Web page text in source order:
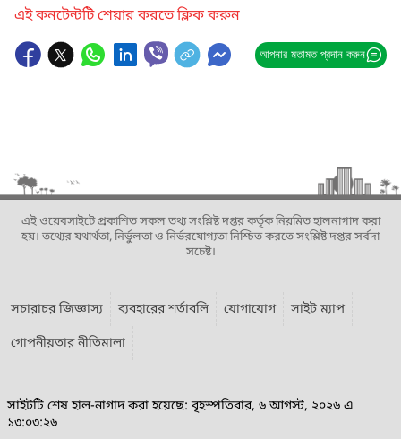
এই কনটেন্টটি শেয়ার করতে ক্লিক করুন
আপনার মতামত প্রদান করুন
এই ওয়েবসাইটে প্রকাশিত সকল তথ্য সংশ্লিষ্ট দপ্তর কর্তৃক নিয়মিত হালনাগাদ করা
হয়। তথ্যের যথার্থতা, নির্ভুলতা ও নির্ভরযোগ্যতা নিশ্চিত করতে সংশ্লিষ্ট দপ্তর সর্বদা
সচেষ্ট।
সচারাচর জিজ্ঞাস্য ব্যবহারের শর্তাবলি যোগাযোগ
সাইট ম্যাপ
গোপনীয়তার নীতিমালা
সাইটটি শেষ হাল-নাগাদ করা হয়েছে: বৃহস্পতিবার, ৬ আগস্ট, ২০২৬ এ
১৩:০৩:২৬